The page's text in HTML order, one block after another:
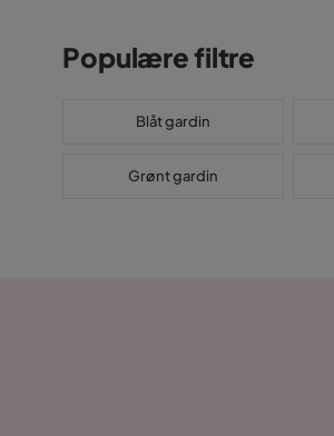
Populære filtre
Blåt gardin
Grønt gardin